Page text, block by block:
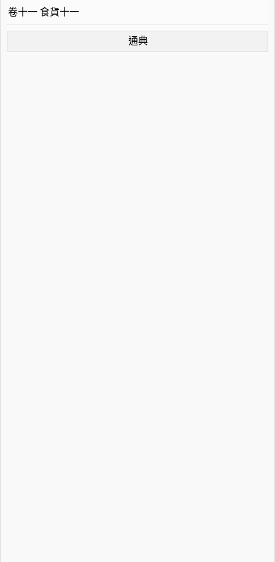
卷十一 食貨十一
通典